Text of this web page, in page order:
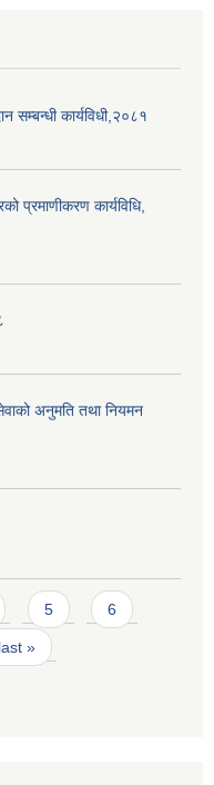
सम्बन्धी कार्यविधी,२०८१
प्रमाणीकरण कार्यविधि,
अनुमति तथा नियमन
5 6
last »